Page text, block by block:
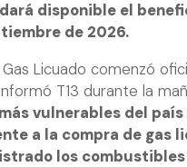
disponible el
de 2026.
Gas Licuado comenzó
T13 durante la
vulnerables del
a la compra de gas
los